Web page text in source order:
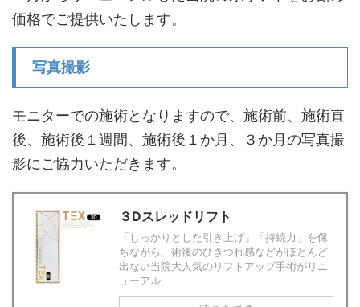
価格でご提供いたします。
写真撮影
モニターでの施術となりますので、施術前、施術直
後、施術後１週間、施術後１か月、３か月の写真撮
影にご協力いただきます。
３Dスレッドリフト
「しっかりとした引き上げ」「持続力」を保
ちながら、術後のひきつれ感などがほとんど
出ない当院大人気のリフトアップ手術がリニ
ューアル